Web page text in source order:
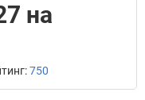
на
750